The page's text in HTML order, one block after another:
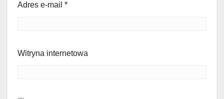
Adres e-mail *
Witryna internetowa